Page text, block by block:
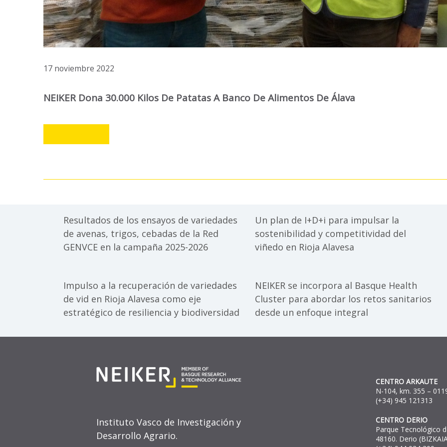
17 noviembre 2022
NEIKER Dona 30.000 Kilos De Patatas A Banco De Alimentos De Álava
Resultados de los ensayos de variedades
de avenas, trigos, cebadas de la Red
GENVCE en la campaña 2025-2026
Un plan de I+D+i para impulsar la
sostenibilidad y competitividad del
viñedo en Rioja Alavesa
Impulso a la recuperación de variedades
de vid en Rioja Alavesa como eje
estratégico de resiliencia y biodiversidad
NEIKER se incorpora al Basque Health
Cluster para abordar los retos sanitarios
desde un enfoque integral
Instituto Vasco de Investigación y
Desarrollo Agrario.
CENTRO ARKAUTE
N-104, km. 355 –
(+34) 945 121313
CENTRO DERIO
Parque Tecnológico
48160. Derio